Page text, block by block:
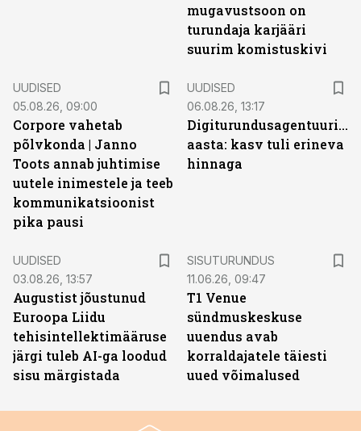
mugavustsoon on
turundaja karjääri
suurim komistuskivi
UUDISED
05.08.26, 09:00
Corpore vahetab
põlvkonda | Janno
Toots annab juhtimise
uutele inimestele ja teeb
kommunikatsioonist
pika pausi
UUDISED
06.08.26, 13:17
Digiturundusagentuuride
aasta: kasv tuli erineva
hinnaga
UUDISED
03.08.26, 13:57
Augustist jõustunud
Euroopa Liidu
tehisintellektimääruse
järgi tuleb AI-ga loodud
sisu märgistada
SISUTURUNDUS
11.06.26, 09:47
T1 Venue
sündmuskeskuse
uuendus avab
korraldajatele täiesti
uued võimalused